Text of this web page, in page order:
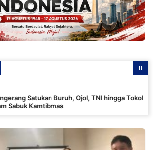
Buruh, Ojol, TNI hingga Tokoh